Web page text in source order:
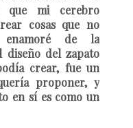
mi cerebro
cosas que no
enamoré de la
diseño del zapato
crear, fue un
proponer, y
en sí es como un